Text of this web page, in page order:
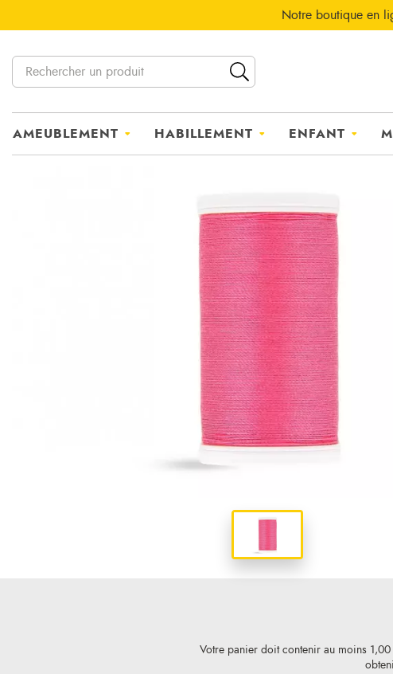
Notre boutique en
AMEUBLEMENT HABILLEMENT ENFANT
Votre panier doit contenir au moins